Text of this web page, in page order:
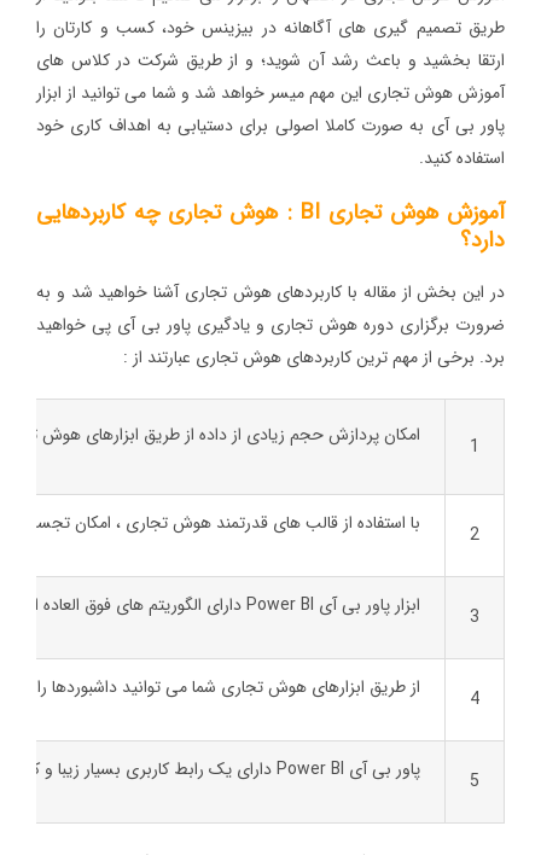
طریق تصمیم گیری های آگاهانه در بیزینس خود، کسب و کارتان را
ارتقا بخشید و باعث رشد آن شوید؛ و از طریق شرکت در کلاس های
آموزش هوش تجاری این مهم میسر خواهد شد و شما می توانید از ابزار
پاور بی آی به صورت کاملا اصولی برای دستیابی به اهداف کاری خود
استفاده کنید.
آموزش هوش تجاری BI : هوش تجاری چه کاربردهایی
دارد؟
در این بخش از مقاله با کاربردهای هوش تجاری آشنا خواهید شد و به
ضرورت برگزاری دوره هوش تجاری و یادگیری پاور بی آی پی خواهید
برد. برخی از مهم ترین کاربردهای هوش تجاری عبارتند از :
1 امکان پردازش حجم زیادی از داده از طریق ابزارهای هوش
2 با استفاده از قالب های قدرتمند هوش تجاری ، امکان تجسم
3 ابزار پاور بی آی Power BI دارای الگوریتم های فوق العاده ای است که مرتبا به روز رسانی می شود. شما در دوره آموزش هوش تجاری در اصفهان در شرکت مکعب ، کار با این ابزار را به طور کامل خواهید آموخت.
4 از طریق ابزارهای هوش تجاری شما می توانید داشبوردها را
5 پاور بی آی Power BI دارای یک رابط کاربری بسیار زیبا و کاربرپسند می باشد و کار با آن بسیار آسان است؛ از این رو افراد در هر حرفه و هر شغلی می توانند کار با این ابزار را به راحتی بیاموزند.